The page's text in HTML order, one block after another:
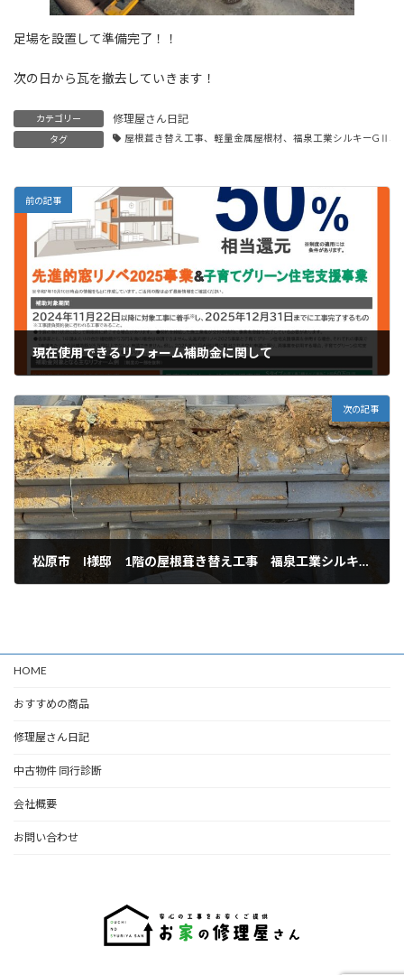
足場を設置して準備完了！！
次の日から瓦を撤去していきます！
カテゴリー 修理屋さん日記
タグ 屋根葺き替え工事、軽量金属屋根材、福泉工業シルキーGⅡ、
前の記事
現在使用できるリフォーム補助金に関して
次の記事
松原市 I様邸 1階の屋根葺き替え工事 福泉工業シルキーGⅡギングロ 瓦撤去～下地工事まで
HOME
おすすめの商品
修理屋さん日記
中古物件 同行診断
会社概要
お問い合わせ